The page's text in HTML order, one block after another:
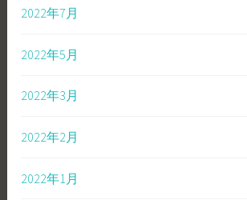
2022年7月
2022年5月
2022年3月
2022年2月
2022年1月